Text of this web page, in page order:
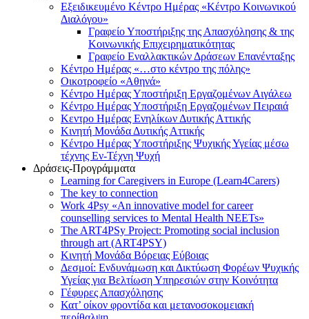
Εξειδικευμένο Κέντρο Ημέρας «Κέντρο Κοινωνικού
Διαλόγου»
Γραφείο Υποστήριξης της Απασχόλησης & της
Κοινωνικής Επιχειρηματικότητας
Γραφείο Εναλλακτικών Δράσεων Επανένταξης
Κέντρο Ημέρας «…στο κέντρο της πόλης»
Οικοτροφείο «Αθηνά»
Κέντρο Ημέρας Υποστήριξη Eργαζομένων Αιγάλεω
Κέντρο Ημέρας Υποστήριξη Eργαζομένων Πειραιά
Κεντρο Ημέρας Ενηλίκων Δυτικής Αττικής
Κινητή Μονάδα Δυτικής Αττικής
Κέντρο Ημέρας Υποστήριξης Ψυχικής Υγείας μέσω
τέχνης Εν-Τέχνη Ψυχή
Δράσεις-Προγράμματα
Learning for Caregivers in Europe (Learn4Carers)
Τhe key to connection
Work 4Psy «An innovative model for career
counselling services to Mental Health NEETs»
The ART4PSy Project: Promoting social inclusion
through art (ART4PSY)
Κινητή Μονάδα Βόρειας Εύβοιας
Δεσμοί: Ενδυνάμωση και Δικτύωση Φορέων Ψυχικής
Υγείας για Βελτίωση Υπηρεσιών στην Κοινότητα
Γέφυρες Απασχόλησης
Κατ’ οίκον φροντίδα και μετανοσοκομειακή